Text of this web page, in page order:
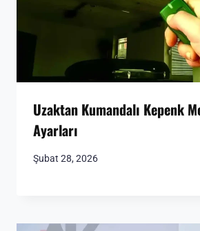
Uzaktan Kumandalı Kepenk
Ayarları
Şubat 28, 2026